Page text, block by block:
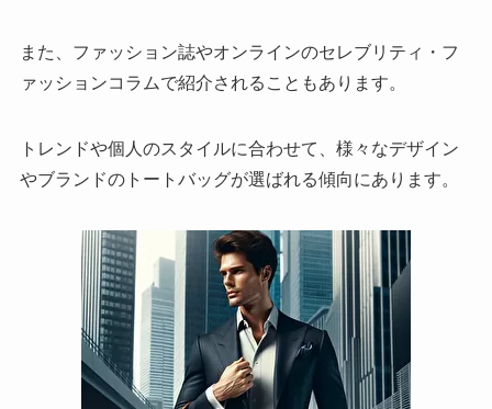
また、ファッション誌やオンラインのセレブリティ・フ
ァッションコラムで紹介されることもあります。
トレンドや個人のスタイルに合わせて、様々なデザイン
やブランドのトートバッグが選ばれる傾向にあります。